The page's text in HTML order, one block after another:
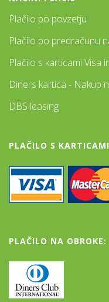
Plačilo po povzetju
Plačilo po predračunu
Plačilo s karticami Visa
Diners kartica - Nakup
DBS leasing
PLAČILO S
PLAČILO NA OBROKE: